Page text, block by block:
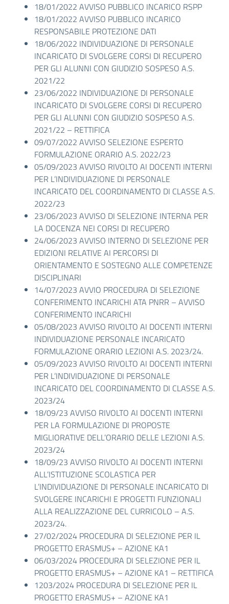
18/01/2022 AVVISO PUBBLICO INCARICO RSPP
18/01/2022 AVVISO PUBBLICO INCARICO
RESPONSABILE PROTEZIONE DATI
18/06/2022 INDIVIDUAZIONE DI PERSONALE
INCARICATO DI SVOLGERE CORSI DI RECUPERO
PER GLI ALUNNI CON GIUDIZIO SOSPESO A.S.
2021/22
23/06/2022 INDIVIDUAZIONE DI PERSONALE
INCARICATO DI SVOLGERE CORSI DI RECUPERO
PER GLI ALUNNI CON GIUDIZIO SOSPESO A.S.
2021/22 – RETTIFICA
09/07/2022 AVVISO SELEZIONE ESPERTO
FORMULAZIONE ORARIO A.S. 2022/23
05/09/2023 AVVISO RIVOLTO AI DOCENTI INTERNI
PER L’INDIVIDUAZIONE DI PERSONALE
INCARICATO DEL COORDINAMENTO DI CLASSE A.S.
2022/23
23/06/2023 AVVISO DI SELEZIONE INTERNA PER
LA DOCENZA NEI CORSI DI RECUPERO
24/06/2023 AVVISO INTERNO DI SELEZIONE PER
EDIZIONI RELATIVE AI PERCORSI DI
ORIENTAMENTO E SOSTEGNO ALLE COMPETENZE
DISCIPLINARI
14/07/2023 AVVIO PROCEDURA DI SELEZIONE
CONFERIMENTO INCARICHI ATA PNRR – AVVISO
CONFERIMENTO INCARICHI
05/08/2023 AVVISO RIVOLTO AI DOCENTI INTERNI
INDIVIDUAZIONE PERSONALE INCARICATO
FORMULAZIONE ORARIO LEZIONI A.S. 2023/24.
05/09/2023 AVVISO RIVOLTO AI DOCENTI INTERNI
PER L’INDIVIDUAZIONE DI PERSONALE
INCARICATO DEL COORDINAMENTO DI CLASSE A.S.
2023/24
18/09/23 AVVISO RIVOLTO AI DOCENTI INTERNI
PER LA FORMULAZIONE DI PROPOSTE
MIGLIORATIVE DELL’ORARIO DELLE LEZIONI A.S.
2023/24
18/09/23 AVVISO RIVOLTO AI DOCENTI INTERNI
ALL’ISTITUZIONE SCOLASTICA PER
L’INDIVIDUAZIONE DI PERSONALE INCARICATO DI
SVOLGERE INCARICHI E PROGETTI FUNZIONALI
ALLA REALIZZAZIONE DEL CURRICOLO – A.S.
2023/24.
27/02/2024 PROCEDURA DI SELEZIONE PER IL
PROGETTO ERASMUS+ – AZIONE KA1
06/03/2024 PROCEDURA DI SELEZIONE PER IL
PROGETTO ERASMUS+ – AZIONE KA1 – RETTIFICA
1203/2024 PROCEDURA DI SELEZIONE PER IL
PROGETTO ERASMUS+ – AZIONE KA1